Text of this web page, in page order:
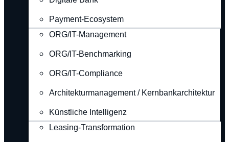
Payment-Ecosystem
ORG/IT-Management
ORG/IT-Benchmarking
ORG/IT-Compliance
Architekturmanagement / Kernbankarchitektur
Künstliche Intelligenz
Leasing-Transformation